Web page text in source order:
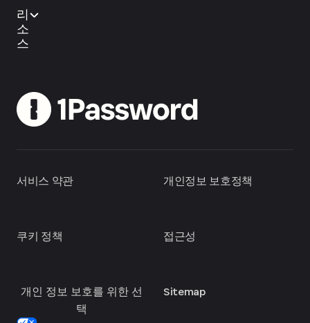
리
소
스
서비스 약관
쿠키 정책
개인 정보 보호를 위한 선
택
개인정보 보호정책
접근성
Sitemap